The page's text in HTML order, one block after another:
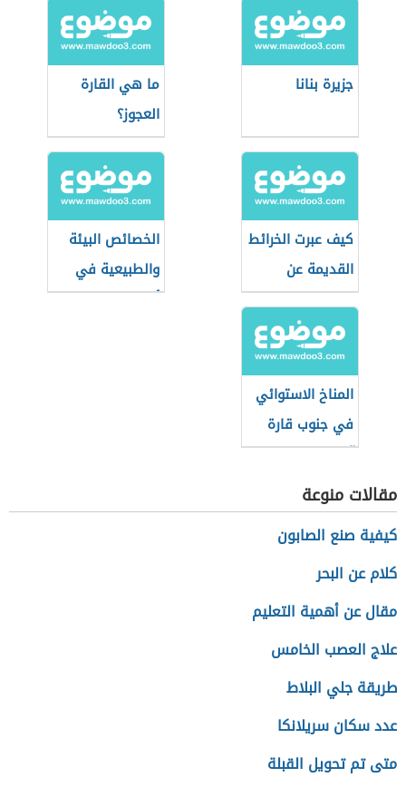
جزيرة بنانا
ما هي القارة
العجوز؟
كيف عبرت الخرائط
القديمة عن
القطب الشمالي؟
الخصائص البيئة
والطبيعية في
أوقيانوسيا
المناخ الاستوائي
في جنوب قارة
آسيا
مقالات منوعة
كيفية صنع الصابون
كلام عن البحر
مقال عن أهمية التعليم
علاج العصب الخامس
طريقة جلي البلاط
عدد سكان سريلانكا
متى تم تحويل القبلة